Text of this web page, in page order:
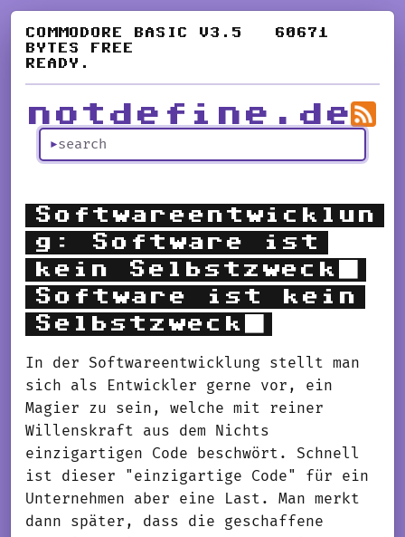
notdefine.de
Softwareentwicklun
g: Software ist
kein Selbstzweck
Software ist kein
Selbstzweck
In der Softwareentwicklung stellt man
sich als Entwickler gerne vor, ein
Magier zu sein, welche mit reiner
Willenskraft aus dem Nichts
einzigartigen Code beschwört. Schnell
ist dieser "einzigartige Code" für ein
Unternehmen aber eine Last. Man merkt
dann später, dass die geschaffene